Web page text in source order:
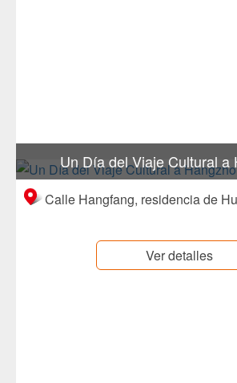
Un Día del Viaje Cultural a
Calle Hangfang, residencia de
Ver detalles